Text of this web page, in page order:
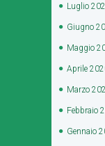
Luglio
Giugno
Maggio
Aprile
Marzo
Febbraio
Gennaio